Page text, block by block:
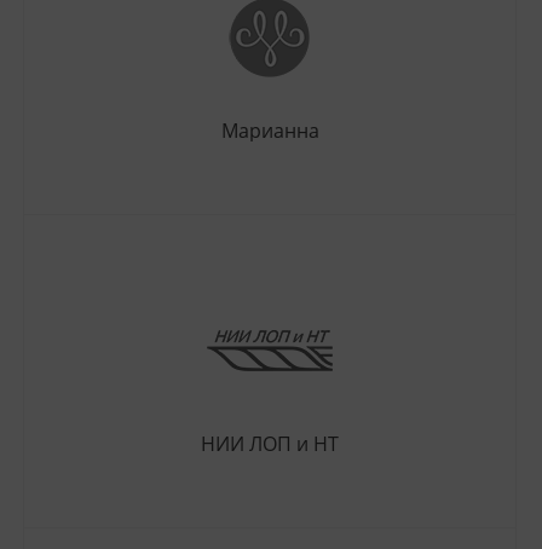
Марианна
НИИ ЛОП и НТ